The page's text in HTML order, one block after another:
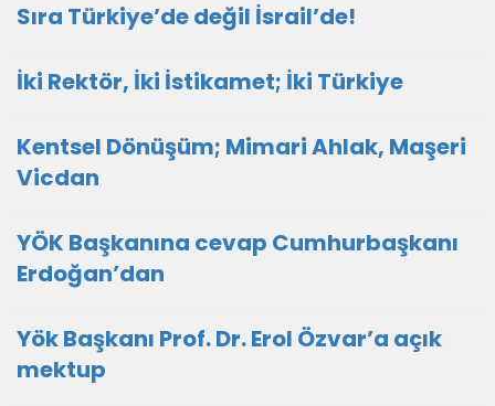
Sıra Türkiye’de değil İsrail’de!
İki Rektör, İki İstikamet; İki Türkiye
Kentsel Dönüşüm; Mimari Ahlak, Maşeri
Vicdan
YÖK Başkanına cevap Cumhurbaşkanı
Erdoğan’dan
Yök Başkanı Prof. Dr. Erol Özvar’a açık
mektup